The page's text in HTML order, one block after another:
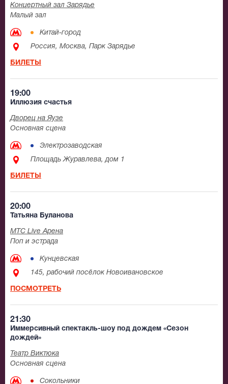
Концертный зал Зарядье
Малый зал
Китай-город
Россия, Москва, Парк Зарядье
БИЛЕТЫ
19:00
Иллюзия счастья
Дворец на Яузе
Основная сцена
Электрозаводская
Площадь Журавлева, дом 1
БИЛЕТЫ
20:00
Татьяна Буланова
МТС Live Арена
Поп и эстрада
Кунцевская
145, рабочий посёлок Новоивановское
ПОСМОТРЕТЬ
21:30
Иммерсивный спектакль-шоу под дождем «Сезон
дождей»
Театр Виктюка
Основная сцена
Сокольники